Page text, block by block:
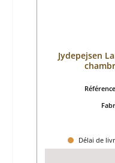
Jydepejsen
Délai de